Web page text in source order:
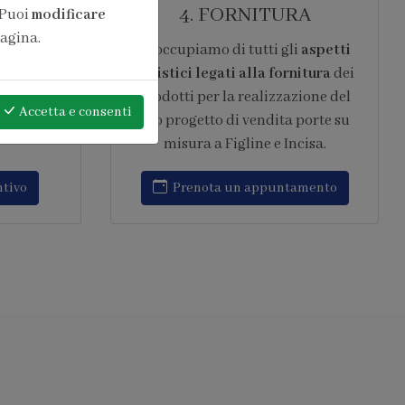
di
sistema
IFT
6. ASSISTENZA
Garantiamoassistenza post
vendita continuativa,
intervenendo rapidamente su ogni
tipo di problematica relativa al
progetto di vendita porte su
misura a Figline e Incisa.
modificare
Accettae consenti